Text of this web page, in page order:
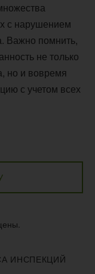
с нарушением
Важно помнить,
не только
но и вовремя
с учетом всех
ИНСПЕКЦИЙ